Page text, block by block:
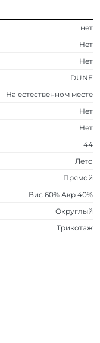
нет
Нет
Нет
DUNE
На естественном месте
Нет
Нет
44
Лето
Прямой
Вис 60% Акр 40%
Округлый
Трикотаж